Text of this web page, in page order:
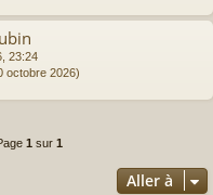
23:24
octobre 2026)
1 sur 1
Aller à